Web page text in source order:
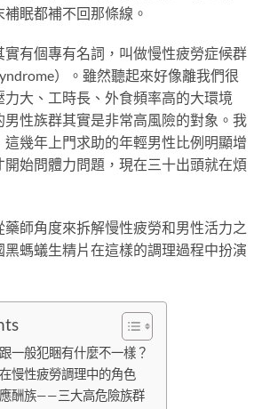
眠都補不回那條線。
有個專有名詞，叫做慢性疲勞症候群
）。雖然聽起來好像離我們很
大、工時長、外食頻率高的大環境
男性族群其實是非常高風險的對象。我
幾年上門求助的年輕男性比例明顯增
始問體力問題，現在三十出頭就在煩
師角度來拆解慢性疲勞和男性活力之
黑螞蟻生精片在這樣的調理過程中扮演
一般犯睏有什麼不一樣？
慢性疲勞調理中的角色
酬族——三大高危險族群